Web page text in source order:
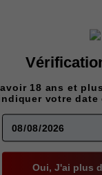
18 ans et
votre date
Oui, J'ai plus